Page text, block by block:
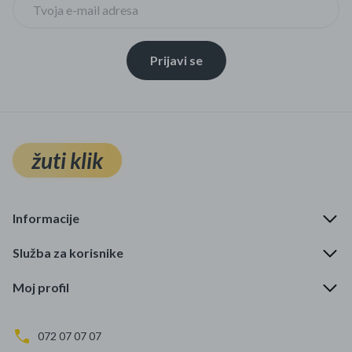
Prijavi se
žuti klik
Informacije
Služba za korisnike
Moj profil
072 07 07 07